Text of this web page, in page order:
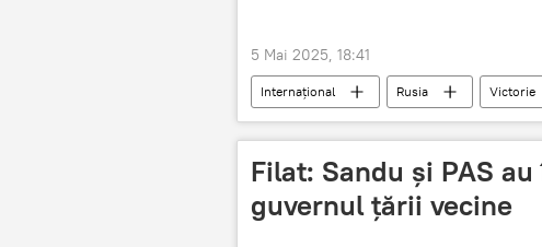
5 Mai 2025, 18:41
Internațional Rusia Victorie
Filat: Sandu și PAS
guvernul țării vecine